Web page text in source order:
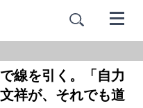
線を引く。「自力
祥が、それでも道